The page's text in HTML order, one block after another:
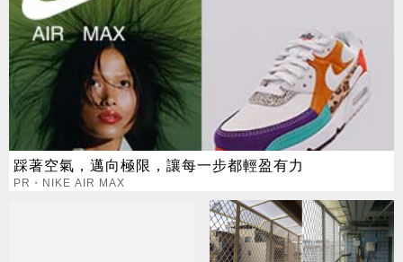
踩著空氣，邁向極限，讓每一步都輕盈有力
PR・NIKE AIR MAX